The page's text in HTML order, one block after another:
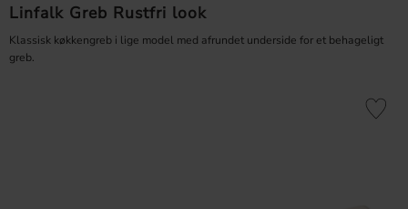
Linfalk Greb Rustfri look
Klassisk køkkengreb i lige model med afrundet underside for et behageligt
greb.
Gem
Ofte stillede
spørgsmål